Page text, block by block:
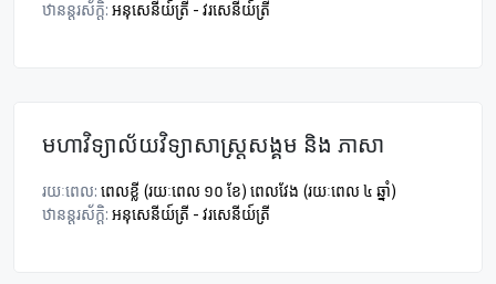
ឋានន្តរស័ក្តិ: អនុសេនីយ៍ត្រី - វរសេនីយ៍ត្រី
មហាវិទ្យាល័យវិទ្យាសាស្រ្តសង្គម និង ភាសា
រយៈពេល: ពេលខ្លី (រយៈពេល ១០ ខែ) ពេលវែង (រយៈពេល ៤ ឆ្នាំ)
ឋានន្តរស័ក្តិ: អនុសេនីយ៍ត្រី - វរសេនីយ៍ត្រី